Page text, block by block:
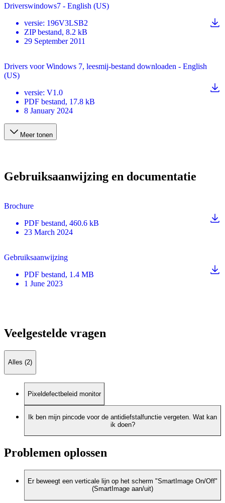
Driverswindows7 - English (US)
versie: 196V3LSB2
ZIP bestand, 8.2 kB
29 September 2011
Drivers voor Windows 7, leesmij-bestand downloaden - English
(US)
versie: V1.0
PDF bestand, 17.8 kB
8 January 2024
Meer tonen
Gebruiksaanwijzing en documentatie
Brochure
PDF bestand, 460.6 kB
23 March 2024
Gebruiksaanwijzing
PDF bestand, 1.4 MB
1 June 2023
Veelgestelde vragen
Alles (2)
Pixeldefectbeleid monitor
Ik ben mijn pincode voor de antidiefstalfunctie vergeten. Wat kan
ik doen?
Problemen oplossen
Er beweegt een verticale lijn op het scherm "SmartImage On/Off"
(SmartImage aan/uit)